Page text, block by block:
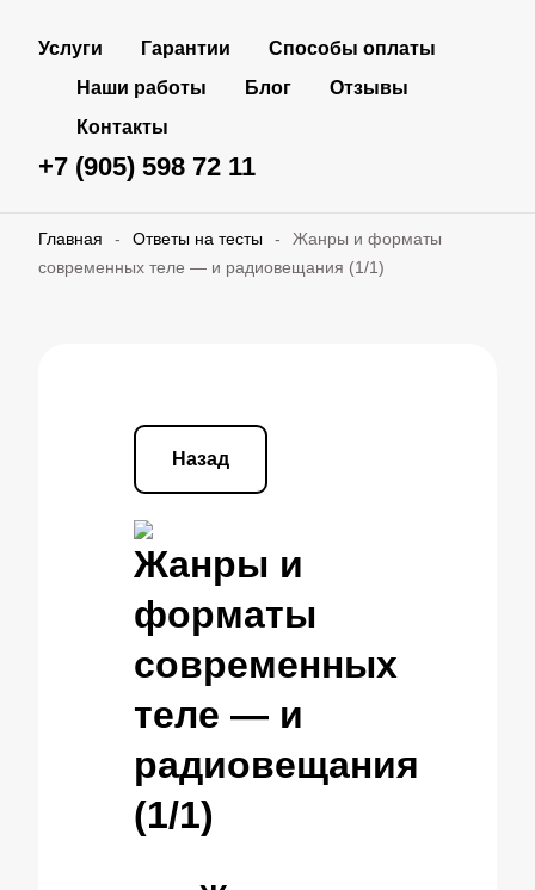
Услуги Гарантии
Способы оплаты
Наши работы
Блог
Отзывы
Контакты
+7 (905) 598 72 11
Главная - Ответы на тесты -
Жанры и форматы
современных теле — и радиовещания (1/1)
Назад
Жанры и
форматы
современных
теле — и
радиовещания
(1/1)